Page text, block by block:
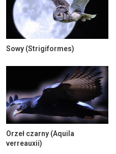
Sowy (Strigiformes)
Orzeł czarny (Aquila
verreauxii)